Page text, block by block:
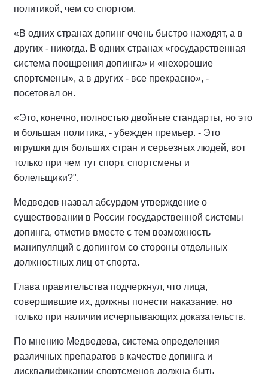
политикой, чем со спортом.
«В одних странах допинг очень быстро находят, а в
других - никогда. В одних странах «государственная
система поощрения допинга» и «нехорошие
спортсмены», а в других - все прекрасно», -
посетовал он.
«Это, конечно, полностью двойные стандарты, но это
и большая политика, - убежден премьер. - Это
игрушки для больших стран и серьезных людей, вот
только при чем тут спорт, спортсмены и
болельщики?".
Медведев назвал абсурдом утверждение о
существовании в России государственной системы
допинга, отметив вместе с тем возможность
манипуляций с допингом со стороны отдельных
должностных лиц от спорта.
Глава правительства подчеркнул, что лица,
совершившие их, должны понести наказание, но
только при наличии исчерпывающих доказательств.
По мнению Медведева, система определения
различных препаратов в качестве допинга и
дисквалификации спортсменов должна быть